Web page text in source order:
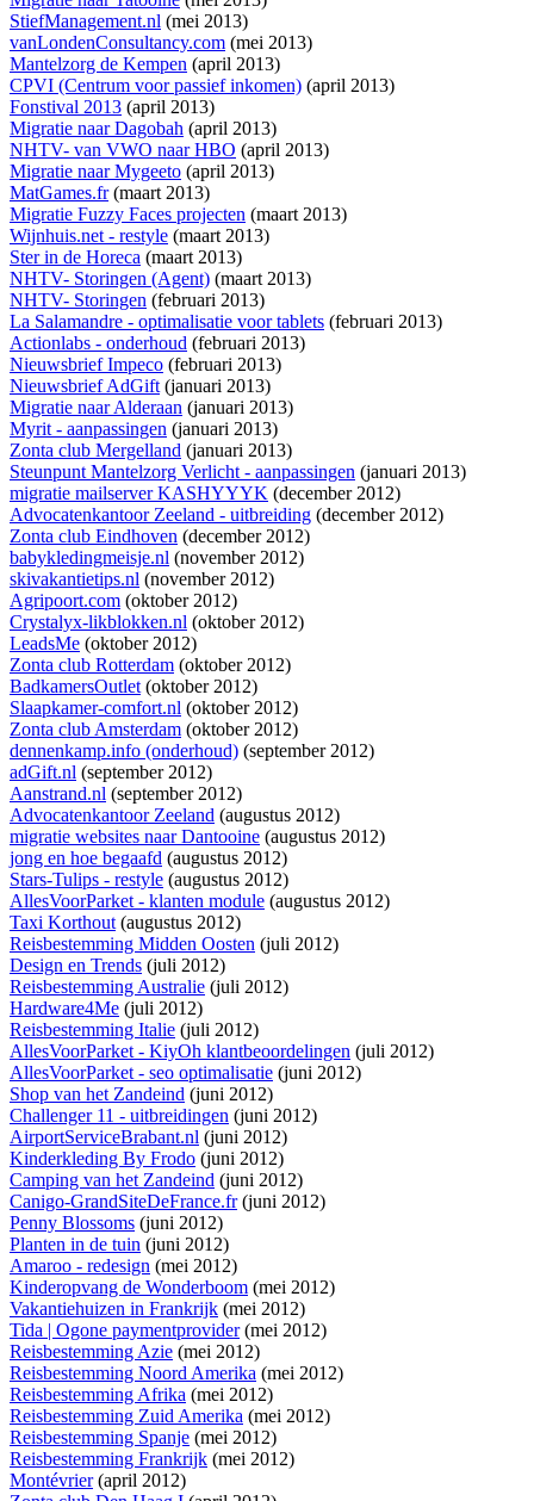
StiefManagement.nl (mei 2013)
vanLondenConsultancy.com (mei 2013)
Mantelzorg de Kempen (april 2013)
CPVI (Centrum voor passief inkomen) (april 2013)
Fonstival 2013 (april 2013)
Migratie naar Dagobah (april 2013)
NHTV- van VWO naar HBO (april 2013)
Migratie naar Mygeeto (april 2013)
MatGames.fr(maart 2013)
Migratie Fuzzy Faces projecten (maart 2013)
Wijnhuis.net - restyle (maart 2013)
Ster in de Horeca (maart 2013)
NHTV- Storingen (Agent) (maart 2013)
NHTV- Storingen (februari 2013)
La Salamandre - optimalisatie voor tablets (februari 2013)
Actionlabs - onderhoud (februari 2013)
Nieuwsbrief Impeco (februari 2013)
Nieuwsbrief AdGift(januari 2013)
Migratie naar Alderaan (januari 2013)
Myrit - aanpassingen (januari 2013)
Zonta club Mergelland (januari 2013)
Steunpunt Mantelzorg Verlicht - aanpassingen (januari 2013)
migratie mailserver KASHYYYK (december 2012)
Advocatenkantoor Zeeland - uitbreiding (december 2012)
Zonta club Eindhoven (december 2012)
babykledingmeisje.nl (november 2012)
skivakantietips.nl (november 2012)
Agripoort.com (oktober 2012)
Crystalyx-likblokken.nl (oktober 2012)
LeadsMe (oktober 2012)
Zonta club Rotterdam (oktober 2012)
BadkamersOutlet(oktober 2012)
Slaapkamer-comfort.nl (oktober 2012)
Zonta club Amsterdam (oktober 2012)
dennenkamp.info (onderhoud) (september 2012)
adGift.nl (september 2012)
Aanstrand.nl (september 2012)
Advocatenkantoor Zeeland (augustus 2012)
migratie websites naar Dantooine (augustus 2012)
jong en hoe begaafd (augustus 2012)
Stars-Tulips - restyle (augustus 2012)
AllesVoorParket - klanten module (augustus 2012)
Taxi Korthout(augustus 2012)
Reisbestemming Midden Oosten (juli 2012)
Design en Trends (juli 2012)
Reisbestemming Australie (juli 2012)
Hardware4Me (juli 2012)
Reisbestemming Italie (juli 2012)
AllesVoorParket - KiyOh klantbeoordelingen (juli 2012)
AllesVoorParket - seo optimalisatie (juni 2012)
Shop van het Zandeind (juni 2012)
Challenger 11 - uitbreidingen (juni 2012)
AirportServiceBrabant.nl (juni 2012)
Kinderkleding By Frodo (juni 2012)
Camping van het Zandeind (juni 2012)
Canigo-GrandSiteDeFrance.fr(juni 2012)
Penny Blossoms (juni 2012)
Planten in de tuin (juni 2012)
Amaroo - redesign (mei 2012)
Kinderopvang de Wonderboom (mei 2012)
Vakantiehuizen in Frankrijk (mei 2012)
Tida | Ogone paymentprovider(mei 2012)
Reisbestemming Azie (mei 2012)
Reisbestemming Noord Amerika (mei 2012)
Reisbestemming Afrika (mei 2012)
Reisbestemming Zuid Amerika (mei 2012)
Reisbestemming Spanje (mei 2012)
Reisbestemming Frankrijk (mei 2012)
Montévrier(april 2012)